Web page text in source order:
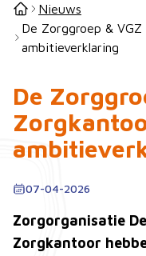
Nieuws
De Zorggroep &
ambitieverklaring
De
07-04-2026
Zorgorganisatie
Zorgkantoor